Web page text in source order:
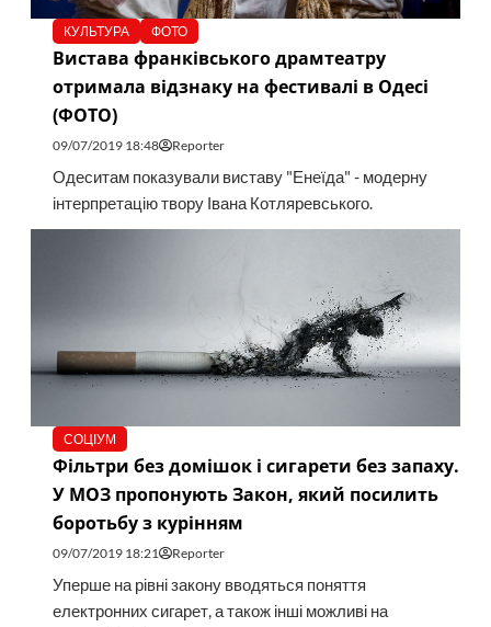
КУЛЬТУРА ФОТО
Вистава франківського драмтеатру
отримала відзнаку на фестивалі в Одесі
(ФОТО)
09/07/2019 18:48 Reporter
Одеситам показували виставу "Енеїда" - модерну
інтерпретацію твору Івана Котляревського.
СОЦІУМ
Фільтри без домішок і сигарети без запаху.
У МОЗ пропонують Закон, який посилить
боротьбу з курінням
09/07/2019 18:21 Reporter
Уперше на рівні закону вводяться поняття
електронних сигарет, а також інші можливі на